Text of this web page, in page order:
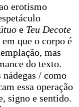
erotismo
e Teu Decote
que o corpo é
mas
do texto.
/ como
essa operação
signo e sentido.